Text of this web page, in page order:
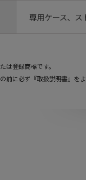
専用ケース、ス
は登録商標です。
前に必ず『取扱説明書』をよ